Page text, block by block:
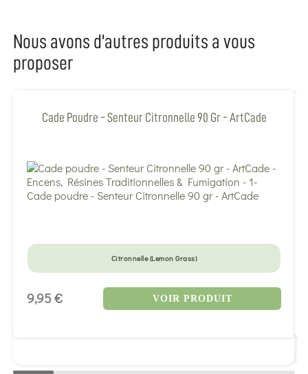
Nous avons d'autres produits a vous
proposer
Cade Poudre - Senteur Citronnelle 90 Gr - ArtCade
Citronnelle (Lemon Grass)
9,95 € VOIR PRODUIT